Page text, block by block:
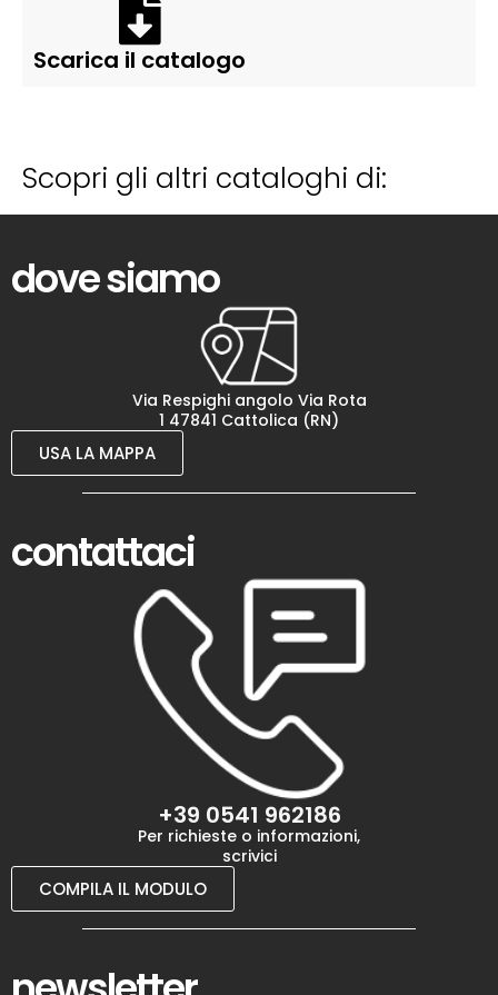
Scarica il catalogo
Scopri gli altri cataloghi di:
dove siamo
Via Respighi angolo Via Rota
1 47841 Cattolica (RN)
USA LA MAPPA
contattaci
+39 0541 962186
Per richieste o informazioni,
scrivici
COMPILA IL MODULO